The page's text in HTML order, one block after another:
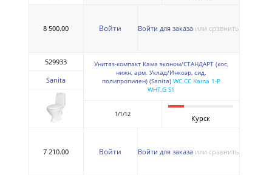
8 500.00 Войти Войти для заказа или сравнить
529933
Sanita
Унитаз-компакт Кама эконом/СТАНДАРТ (кос,
нижн, арм. Уклад/Инкоэр, сид.
полипропилен) (Sanita) WC.CC Kama 1-P
WHT.G S1
1/1/12 Курск
7 210.00 Войти Войти для заказа или сравнить